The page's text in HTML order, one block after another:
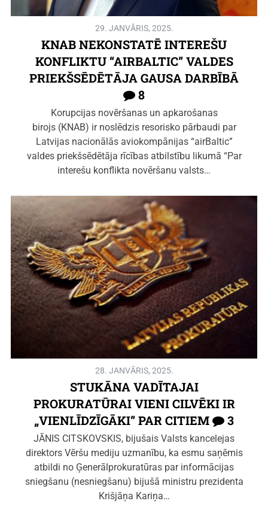
29. JANVĀRIS, 2025.
KNAB NEKONSTATĒ INTEREŠU
KONFLIKTU “AIRBALTIC” VALDES
PRIEKŠSĒDĒTĀJA GAUSA DARBĪBĀ
8
Korupcijas novēršanas un apkarošanas
birojs (KNAB) ir noslēdzis resorisko pārbaudi par
Latvijas nacionālās aviokompānijas “airBaltic”
valdes priekšsēdētāja rīcības atbilstību likumā “Par
interešu konflikta novēršanu valsts…
28. JANVĀRIS, 2025.
STUKĀNA VADĪTAJAI
PROKURATŪRAI VIENI CILVĒKI IR
„VIENLĪDZĪGĀKI” PAR CITIEM
3
JĀNIS CITSKOVSKIS, bijušais Valsts kancelejas
direktors Vēršu mediju uzmanību, ka esmu saņēmis
atbildi no Ģenerālprokuratūras par informācijas
sniegšanu (nesniegšanu) bijušā ministru prezidenta
Krišjāņa Kariņa…